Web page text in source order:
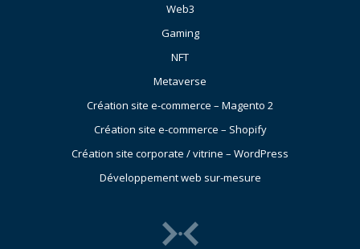
Web3
Gaming
NFT
Metaverse
Création site e-commerce – Magento 2
Création site e-commerce – Shopify
Création site corporate / vitrine – WordPress
Développement web sur-mesure